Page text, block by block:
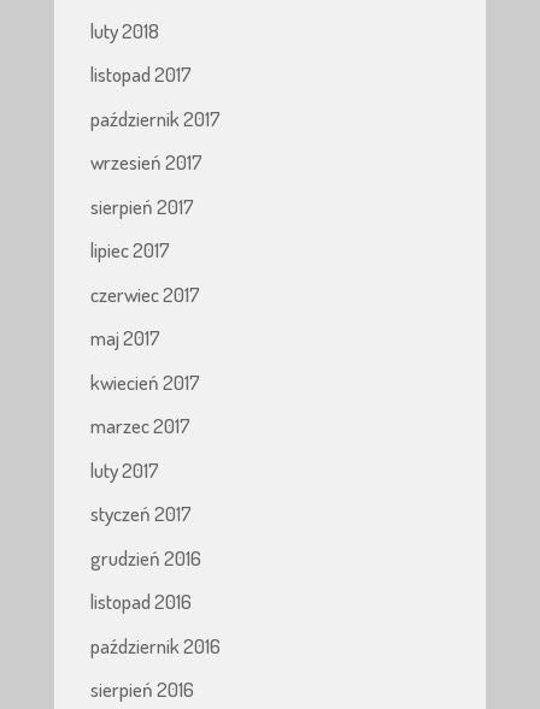
luty 2018
listopad 2017
październik 2017
wrzesień 2017
sierpień 2017
lipiec 2017
czerwiec 2017
maj 2017
kwiecień 2017
marzec 2017
luty 2017
styczeń 2017
grudzień 2016
listopad 2016
październik 2016
sierpień 2016